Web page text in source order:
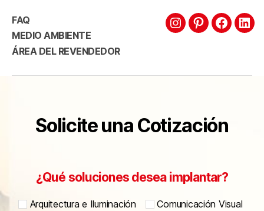
FAQ
MEDIO AMBIENTE
ÁREA DEL REVENDEDOR
Solicite una Cotización
¿Qué soluciones desea implantar?
Arquitectura e Iluminación
Comunicación Visual